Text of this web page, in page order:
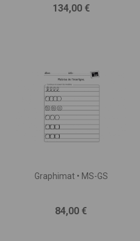
Prix
134,00 €
Graphimat • MS-GS
Prix
84,00 €